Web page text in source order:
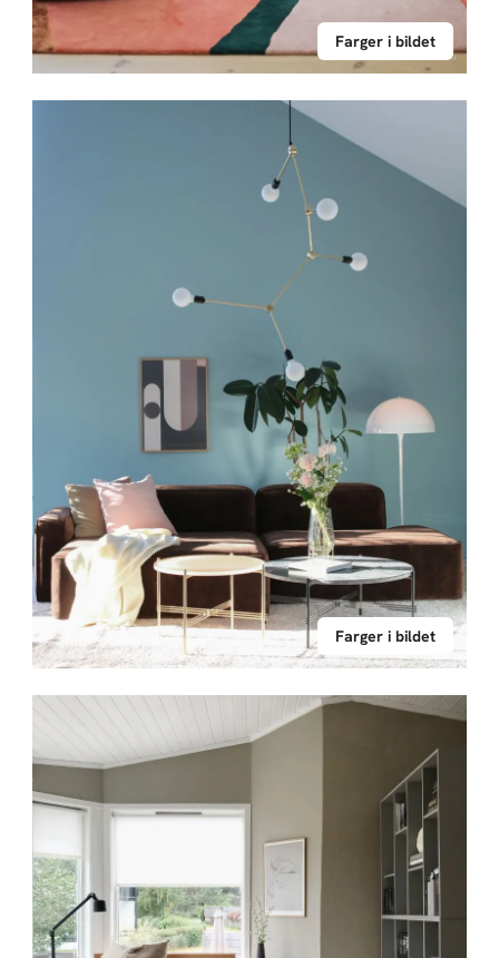
Farger i bildet
Farger i bildet